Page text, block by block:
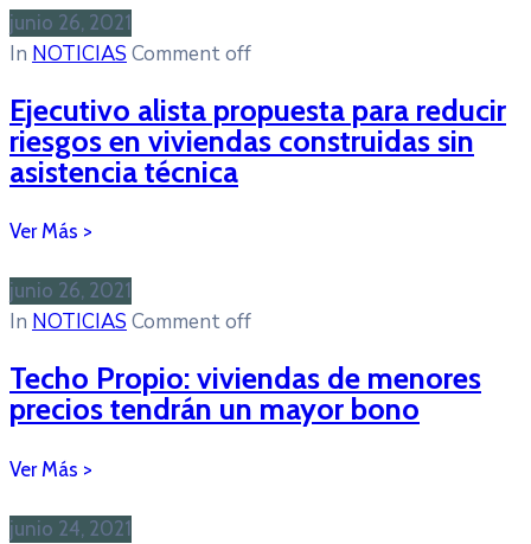
junio 26, 2021
In NOTICIAS Comment off
Ejecutivo alista propuesta para reducir
riesgos en viviendas construidas sin
asistencia técnica
junio 26, 2021
In NOTICIAS Comment off
Techo Propio: viviendas de menores
precios tendrán un mayor bono
junio 24, 2021